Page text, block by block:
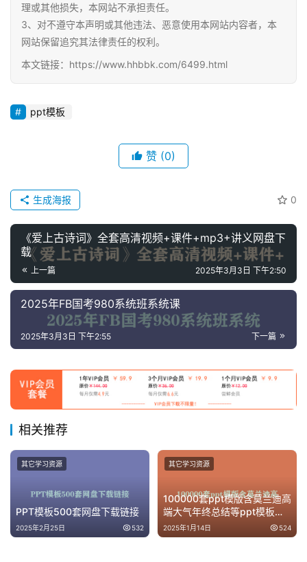
自
媒
体
国
学
启
蒙
儿
英
语
蒙
登录 注册
理或其他损失，本网站不承担责任。
3、对不遵守本声明或其他违法、恶意使用本网站内容者，本
网站保留追究其法律责任的权利。
本文链接：https://www.hhbbk.com/6499.html
ppt模板
赞 (0)
0
生成海报
《爱上古诗词》全套高清视频+课件+mp3+讲义网盘下
载
上一篇 2025年3月3日 下午2:50
2025年FB国考980系统班系统课
下一篇
2025年3月3日 下午2:55
相关推荐
PPT模板500套网盘下载链接
2025年2月25日 532
其它学习资源
100000套ppt模版含莫兰迪高
端大气年终总结等ppt模板下
载
2025年1月14日 524
其它学习资源